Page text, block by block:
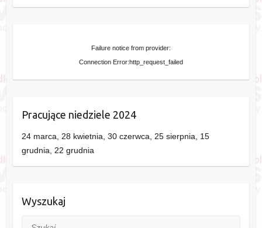
Failure notice from provider:
Connection Error:http_request_failed
Pracujące niedziele 2024
24 marca, 28 kwietnia, 30 czerwca, 25 sierpnia, 15
grudnia, 22 grudnia
Wyszukaj
Szukaj